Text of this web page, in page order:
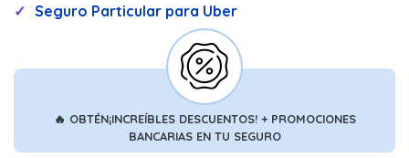
Seguro Particular para Uber
🔥 OBTÉN¡INCREÍBLES DESCUENTOS! + PROMOCIONES
BANCARIAS EN TU SEGURO